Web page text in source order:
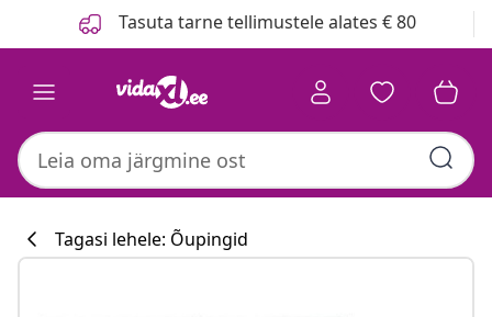
Tasuta tarne tellimustele alates € 80
Tagasi lehele: Õupingid